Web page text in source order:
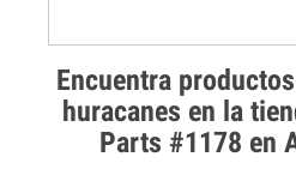
Encuentra
huracanes en la
Parts #1178 en
Prueba de
arrancadores
Revisión de la luz